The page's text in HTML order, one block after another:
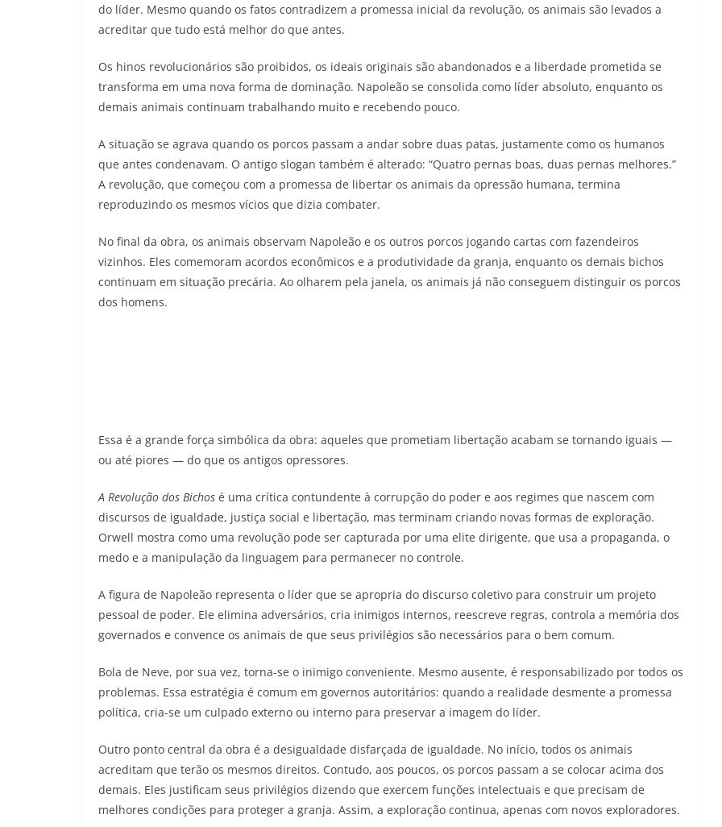
do líder. Mesmo quando os fatos contradizem a promessa inicial da revolução, os animais são levados a
acreditar que tudo está melhor do que antes.
Os hinos revolucionários são proibidos, os ideais originais são abandonados e a liberdade prometida se
transforma em uma nova forma de dominação. Napoleão se consolida como líder absoluto, enquanto os
demais animais continuam trabalhando muito e recebendo pouco.
A situação se agrava quando os porcos passam a andar sobre duas patas, justamente como os humanos
que antes condenavam. O antigo slogan também é alterado: “Quatro pernas boas, duas pernas melhores.”
A revolução, que começou com a promessa de libertar os animais da opressão humana, termina
reproduzindo os mesmos vícios que dizia combater.
No final da obra, os animais observam Napoleão e os outros porcos jogando cartas com fazendeiros
vizinhos. Eles comemoram acordos econômicos e a produtividade da granja, enquanto os demais bichos
continuam em situação precária. Ao olharem pela janela, os animais já não conseguem distinguir os porcos
dos homens.
Essa é a grande força simbólica da obra: aqueles que prometiam libertação acabam se tornando iguais —
ou até piores — do que os antigos opressores.
A Revolução dos Bichos é uma crítica contundente à corrupção do poder e aos regimes que nascem com
discursos de igualdade, justiça social e libertação, mas terminam criando novas formas de exploração.
Orwell mostra como uma revolução pode ser capturada por uma elite dirigente, que usa a propaganda, o
medo e a manipulação da linguagem para permanecer no controle.
A figura de Napoleão representa o líder que se apropria do discurso coletivo para construir um projeto
pessoal de poder. Ele elimina adversários, cria inimigos internos, reescreve regras, controla a memória dos
governados e convence os animais de que seus privilégios são necessários para o bem comum.
Bola de Neve, por sua vez, torna-se o inimigo conveniente. Mesmo ausente, é responsabilizado por todos os
problemas. Essa estratégia é comum em governos autoritários: quando a realidade desmente a promessa
política, cria-se um culpado externo ou interno para preservar a imagem do líder.
Outro ponto central da obra é a desigualdade disfarçada de igualdade. No início, todos os animais
acreditam que terão os mesmos direitos. Contudo, aos poucos, os porcos passam a se colocar acima dos
demais. Eles justificam seus privilégios dizendo que exercem funções intelectuais e que precisam de
melhores condições para proteger a granja. Assim, a exploração continua, apenas com novos exploradores.